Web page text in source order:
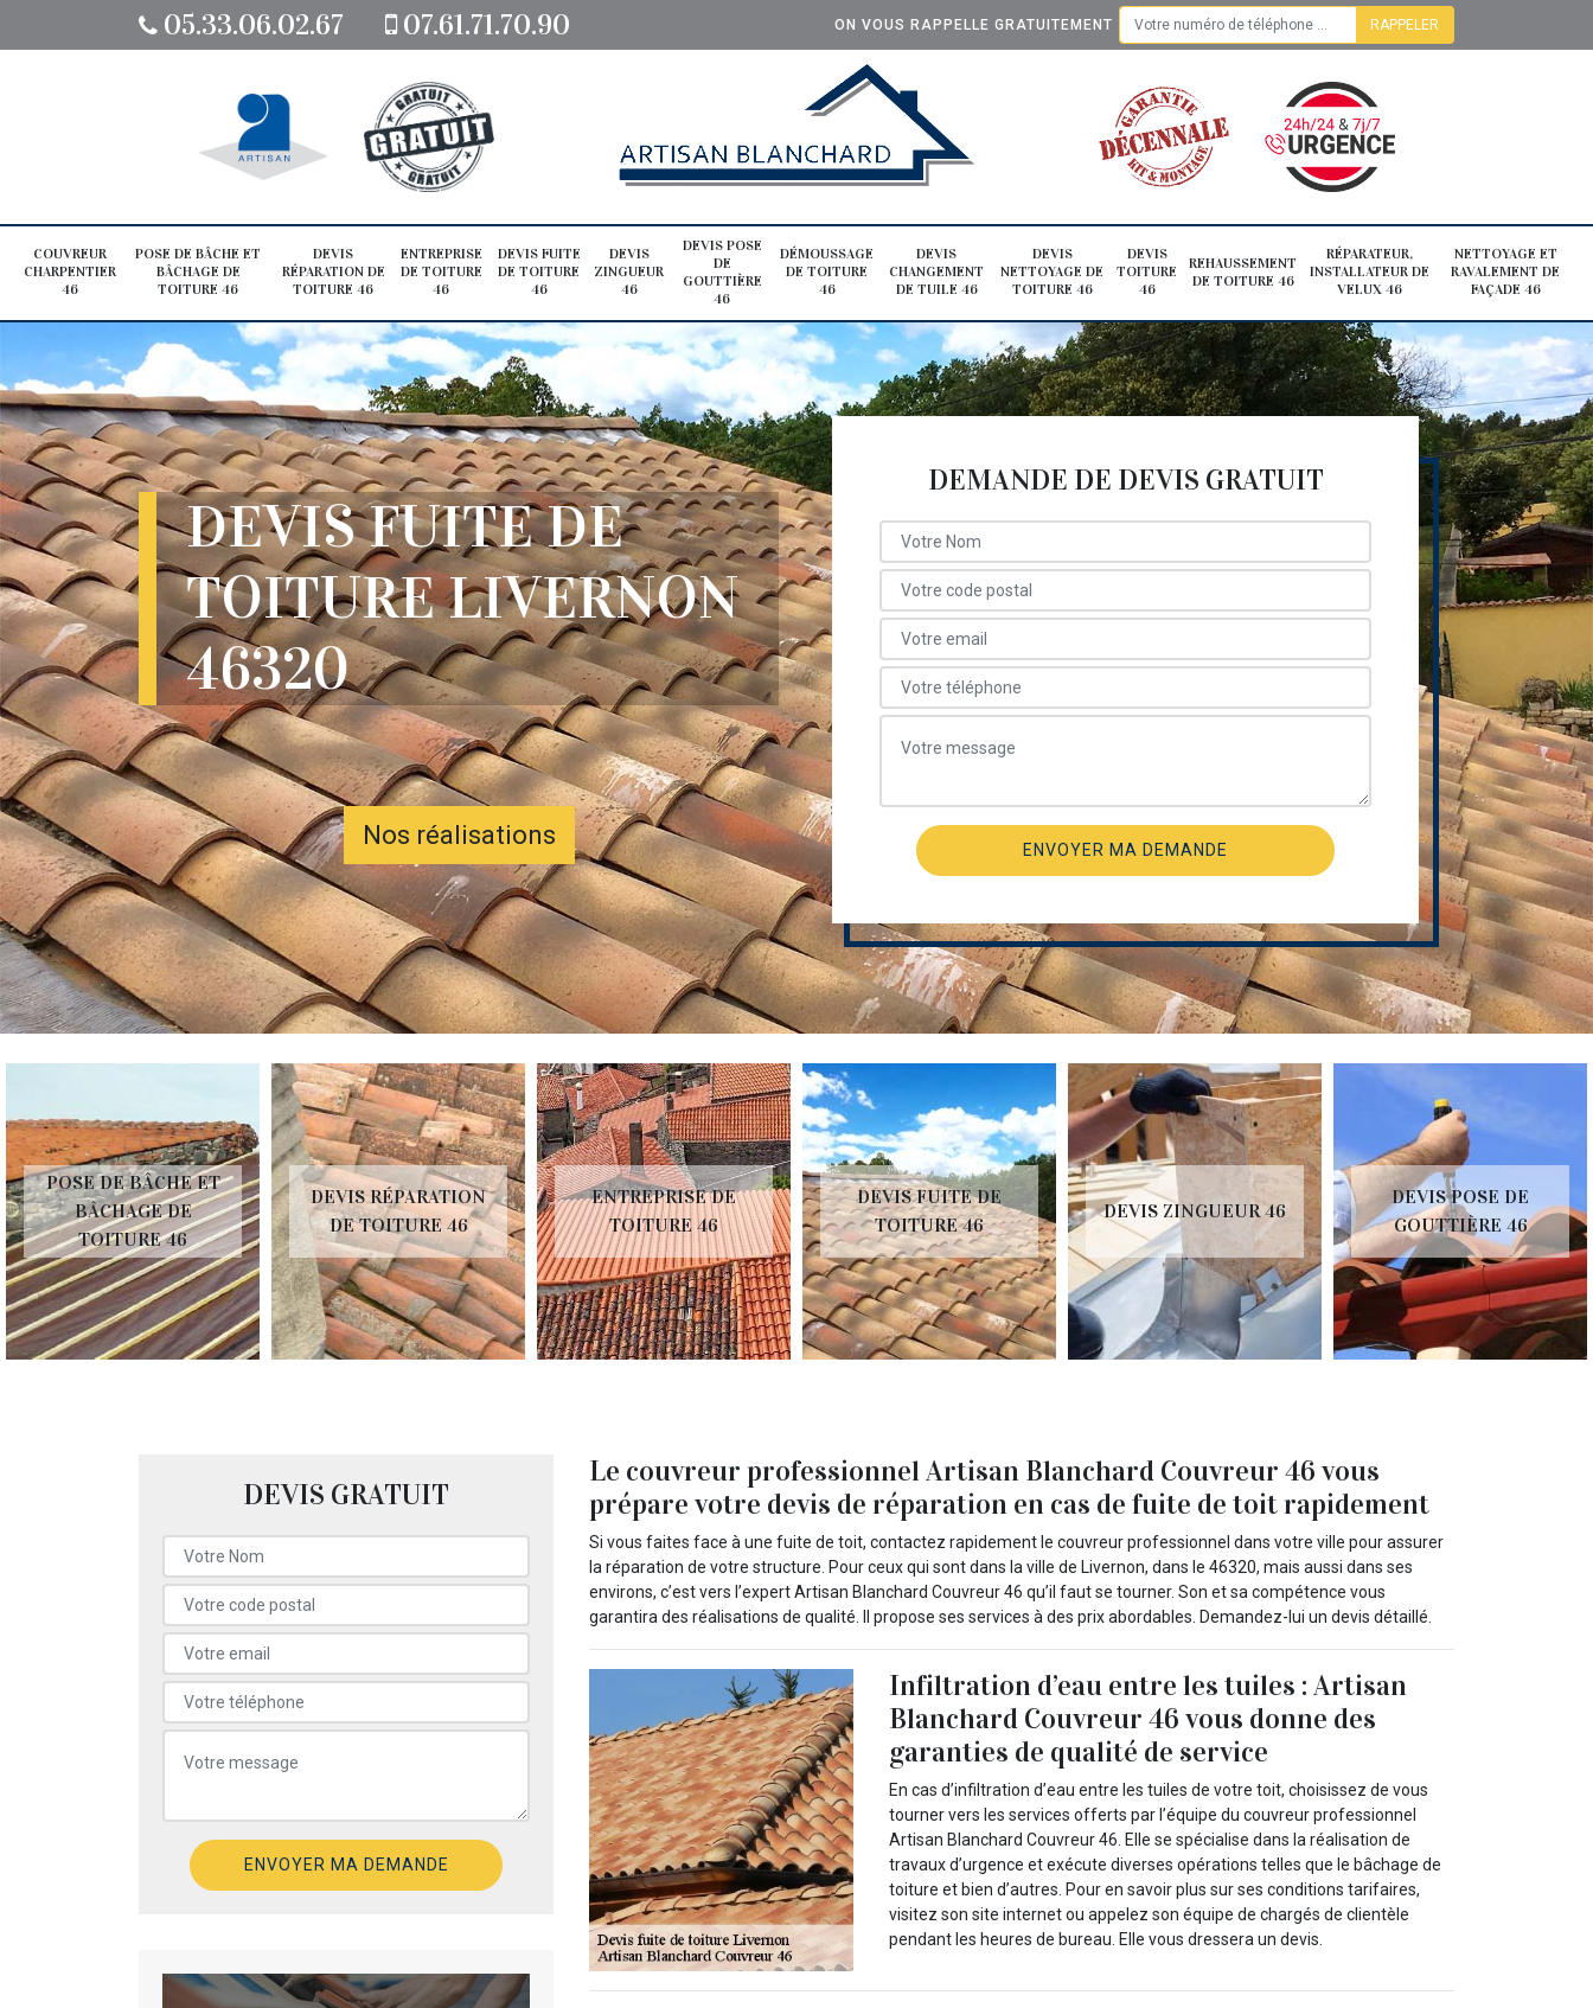
05.33.06.02.67 07.61.71.70.90 ON VOUS RAPPELLE GRATUITEMENT
COUVREUR
CHARPENTIER
46
POSE DE BÂCHE ET
BÂCHAGE DE
TOITURE 46
DEVIS
RÉPARATION DE
TOITURE 46
ENTREPRISE
DE TOITURE
46
DEVIS FUITE
DE TOITURE
46
DEVIS
ZINGUEUR
46
DEVIS POSE
DE
GOUTTIÈRE
46
DÉMOUSSAGE
DE TOITURE
46
DEVIS
CHANGEMENT
DE TUILE 46
DEVIS
NETTOYAGE DE
TOITURE 46
DEVIS
TOITURE
46
REHAUSSEMENT
DE TOITURE 46
RÉPARATEUR,
INSTALLATEUR DE
VELUX 46
NETTOYAGE ET
RAVALEMENT DE
FAÇADE 46
DEVIS FUITE DE
TOITURE LIVERNON
46320
Nos réalisations
DEMANDE DE DEVIS GRATUIT
POSE DE BÂCHE ET
BÂCHAGE DE
TOITURE 46
DEVIS RÉPARATION
DE TOITURE 46
ENTREPRISE DE
TOITURE 46
DEVIS FUITE DE
TOITURE 46
DEVIS ZINGUEUR 46
DEVIS POSE DE
GOUTTIÈRE 46
DEVIS GRATUIT
Le couvreur professionnel Artisan Blanchard Couvreur 46 vous
prépare votre devis de réparation en cas de fuite de toit rapidement
Si vous faites face à une fuite de toit, contactez rapidement le couvreur professionnel dans votre ville pour assurer
la réparation de votre structure. Pour ceux qui sont dans la ville de Livernon, dans le 46320, mais aussi dans ses
environs, c’est vers l’expert Artisan Blanchard Couvreur 46 qu’il faut se tourner. Son et sa compétence vous
garantira des réalisations de qualité. Il propose ses services à des prix abordables. Demandez-lui un devis détaillé.
Infiltration d’eau entre les tuiles : Artisan
Blanchard Couvreur 46 vous donne des
garanties de qualité de service
En cas d’infiltration d’eau entre les tuiles de votre toit, choisissez de vous
tourner vers les services offerts par l’équipe du couvreur professionnel
Artisan Blanchard Couvreur 46. Elle se spécialise dans la réalisation de
travaux d’urgence et exécute diverses opérations telles que le bâchage de
toiture et bien d’autres. Pour en savoir plus sur ses conditions tarifaires,
visitez son site internet ou appelez son équipe de chargés de clientèle
pendant les heures de bureau. Elle vous dressera un devis.